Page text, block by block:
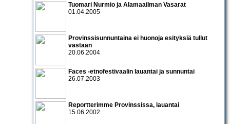
Tuomari Nurmio ja Alamaailman Vasarat
01.04.2005
Provinssisunnuntaina ei huonoja esityksiä tullut
vastaan
20.06.2004
Faces -etnofestivaalin lauantai ja sunnuntai
26.07.2003
Reportterimme Provinssissa, lauantai
15.06.2002